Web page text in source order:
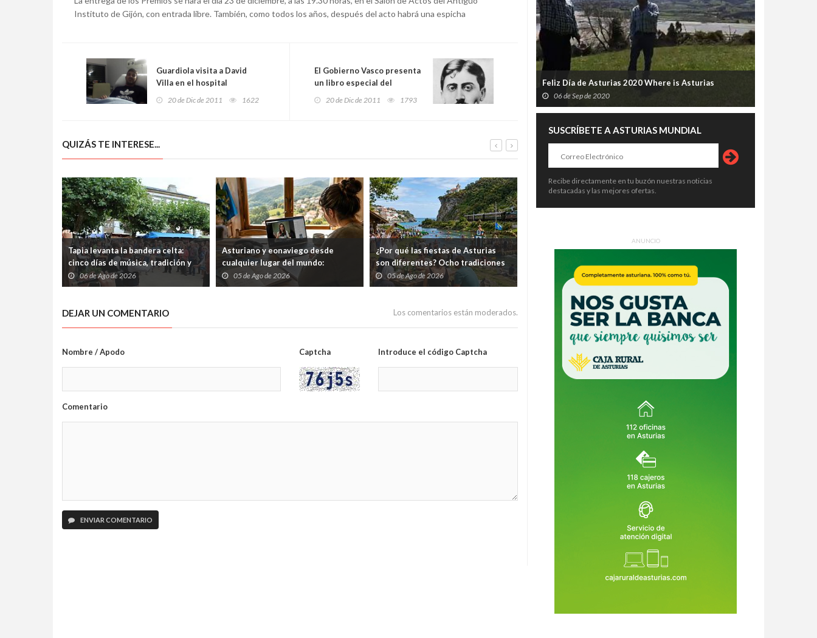
Instituto de Gijón, con entrada libre. También, como todos los años, después del acto habrá una espicha
Guardiola visita a David
Villa en el hospital
20 de Dic de 2011 1622
El Gobierno Vasco presenta
un libro especial del
escritor Marcel Proust
20 de Dic de 2011 1793
QUIZÁS TE INTERESE...
Tapia levanta la bandera celta:
cinco días de música, tradición y
cultura atlántica frente al
Cantábrico
06 de Ago de 2026
Asturiano y eonaviego desde
cualquier lugar del mundo:
abiertos tres cursos gratuitos por
internet
05 de Ago de 2026
¿Por qué las fiestas de Asturias
son diferentes? Ocho tradiciones
que convierten agosto en una
folixa continua
05 de Ago de 2026
El Sella entra en su semana grande:
horarios, trenes, aparcamientos y
todo lo que hay que saber antes
del cañonazo
04 de Ago de 2026
Pravia se prepara para temblar: el
Xiringüelu 2026 vuelve con cinco
días de sidra, charangas y fiesta en
el Prau Salcéu
04 de Ago de 2026
DEJAR UN COMENTARIO Los comentarios están moderados.
Nombre / Apodo Captcha Introduce el código Captcha
Comentario
ENVIAR COMENTARIO
Feliz Día de Asturias 2020 Where is Asturias
06 de Sep de 2020
SUSCRÍBETE A ASTURIAS MUNDIAL
Recibe directamente en tu buzón nuestras noticias
destacadas y las mejores ofertas.
ANUNCIO